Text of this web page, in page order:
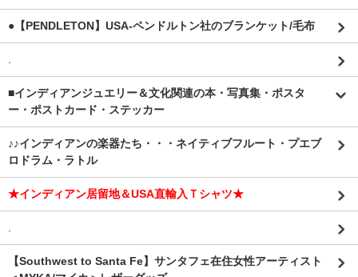
●【PENDLETON】USA-ペンドルトン社のブランケット/毛布
.
■インディアンジュエリー＆文化関連の本・写真集・ポスタ
ー・ポストカード・ステッカー
♪♪インディアンの楽器たち・・・ネイティブフルート・プエブ
ロドラム・ラトル
★インディアン居留地＆USA直輸入Ｔシャツ★
.
【Southwest to Santa Fe】サンタフェ在住女性アーティスト